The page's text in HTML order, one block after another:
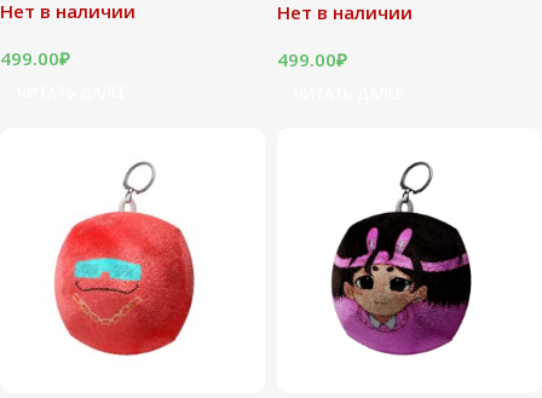
Нет в наличии
499.00₽
Нет в наличии
499.00₽